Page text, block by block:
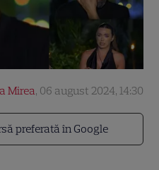
preferată în Google
Mirea, 06 august 2024, 14:30